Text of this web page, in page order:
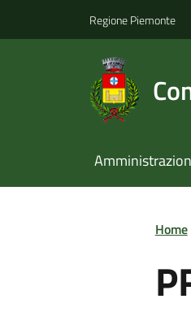
Regione Piemonte
Home